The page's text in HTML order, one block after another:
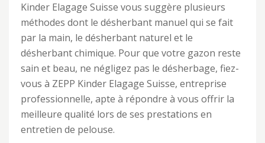
Kinder Elagage Suisse vous suggère plusieurs
méthodes dont le désherbant manuel qui se fait
par la main, le désherbant naturel et le
désherbant chimique. Pour que votre gazon reste
sain et beau, ne négligez pas le désherbage, fiez-
vous à ZEPP Kinder Elagage Suisse, entreprise
professionnelle, apte à répondre à vous offrir la
meilleure qualité lors de ses prestations en
entretien de pelouse.